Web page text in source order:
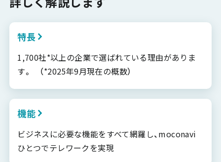
特長
1,700社*以上の企業で選ばれている理由がありま
す。 （*2025年9月現在の概数）
機能
ビジネスに必要な機能をすべて網羅し、moconavi
ひとつでテレワークを実現